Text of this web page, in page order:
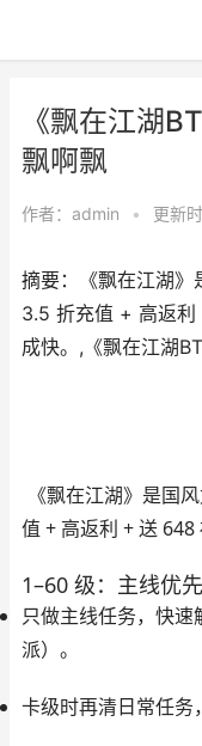
《飘在江湖
飘啊飘
作者： admin • 更新
摘要：《飘在江湖》
3.5 折充值 + 高返
成快。,《飘在江湖
《飘在江湖》是国
值 + 高返利 + 送 648
1–60 级：主线优先
只做主线任务，快速
派）。
卡级时再清日常任务